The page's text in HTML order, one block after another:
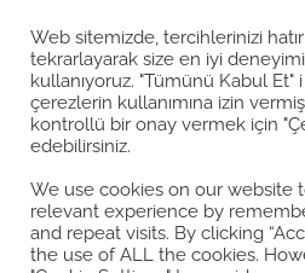
T
w
i
t
r
L
n
k
i
n
Y
o
u
t
e
Önceki Yazı
Web sitemizde, tercihlerinizi
tekrarlayarak size en iyi
kullanıyoruz. "Tümünü Kabul Et"
çerezlerin kullanımına izin
kontrollü bir onay vermek için
edebilirsiniz.
We use cookies on our website
relevant experience by
and repeat visits. By clicking
the use of ALL the cookies.